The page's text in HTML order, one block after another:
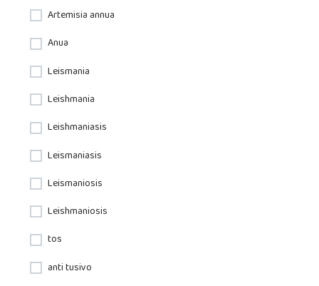
Artemisia annua
Anua
Leismania
Leishmania
Leishmaniasis
Leismaniasis
Leismaniosis
Leishmaniosis
tos
anti tusivo